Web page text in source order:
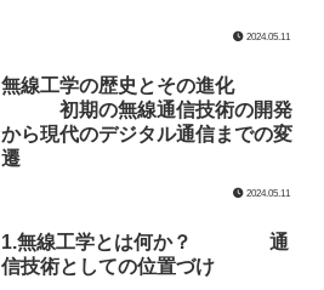
2024.05.11
無線工学の歴史とその進化
初期の無線通信技術の開発
から現代のデジタル通信までの変
遷
2024.05.11
1.無線工学とは何か？ 通
信技術としての位置づけ